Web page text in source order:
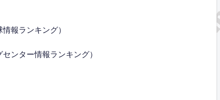
報ランキング）
ンター情報ランキング）